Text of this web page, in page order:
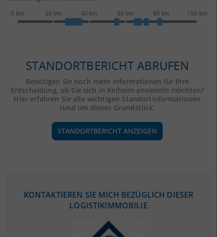
0 km
20 km 40 km 60 km 80 km 100 km
STANDORTBERICHT ABRUFEN
Benötigen Sie noch mehr Informationen für Ihre
Entscheidung, ob Sie sich in Kelheim ansiedeln möchten?
Hier erfahren Sie alle wichtigen Standortinformationen
rund um dieses Grundstück.
STANDORTBERICHT ANZEIGEN
(STAND: 12/2019)
KONTAKTIEREN SIE MICH BEZÜGLICH DIESER
LOGISTIKIMMOBILIE